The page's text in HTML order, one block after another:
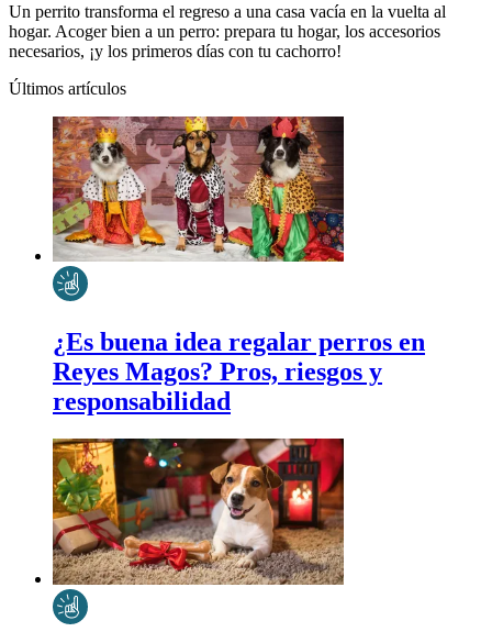
Un perrito transforma el regreso a una casa vacía en la vuelta al
hogar. Acoger bien a un perro: prepara tu hogar, los accesorios
necesarios, ¡y los primeros días con tu cachorro!
Últimos artículos
¿Es buena idea regalar perros en
Reyes Magos? Pros, riesgos y
responsabilidad